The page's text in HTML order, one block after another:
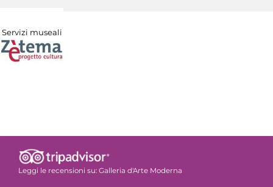
Servizi museali
Leggi le recensioni su: Galleria d'Arte Moderna